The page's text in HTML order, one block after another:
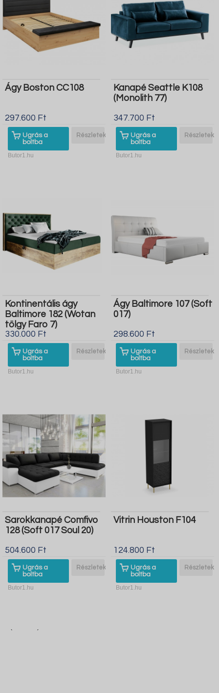
Ágy Boston CC108
297.600 Ft
Ugrás a
boltba
Részletek
Butor1.hu
Kanapé Seattle K108
(Monolith 77)
347.700 Ft
Ugrás a
boltba
Részletek
Butor1.hu
Kontinentális ágy
Baltimore 182 (Wotan
tölgy Faro 7)
330.000 Ft
Ugrás a
boltba
Részletek
Butor1.hu
Ágy Baltimore 107 (Soft
017)
298.600 Ft
Ugrás a
boltba
Részletek
Butor1.hu
Sarokkanapé Comfivo
128 (Soft 017 Soul 20)
504.600 Ft
Ugrás a
boltba
Részletek
Butor1.hu
Vitrin Houston F104
124.800 Ft
Ugrás a
boltba
Részletek
Butor1.hu